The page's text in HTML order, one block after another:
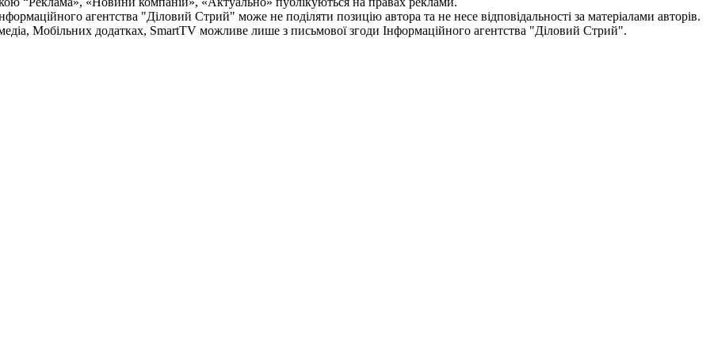
агентства "Діловий Стрий" може не поділяти позицію автора та не несе відповідальності за матеріалами авторів.
Мобільних додатках, SmartTV можливе лише з письмової згоди Інформаційного агентства "Діловий Стрий".